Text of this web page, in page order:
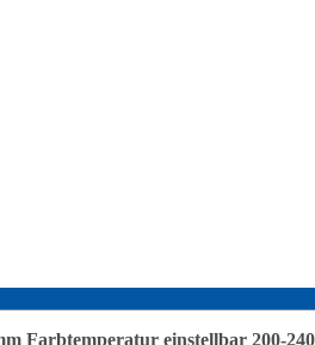
Farbtemperatur einstellbar 200-